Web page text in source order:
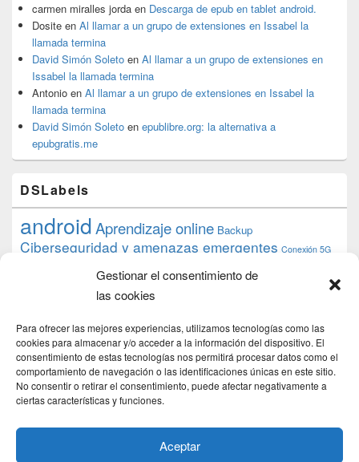
Gestionar el consentimiento de
las cookies
Para ofrecer las mejores experiencias, utilizamos tecnologías como las
cookies para almacenar y/o acceder a la información del dispositivo. El
consentimiento de estas tecnologías nos permitirá procesar datos como el
comportamiento de navegación o las identificaciones únicas en este sitio.
No consentir o retirar el consentimiento, puede afectar negativamente a
ciertas características y funciones.
Aceptar
carmen miralles jorda en Descarga de epub en tablet android.
Dosite en Al llamar a un grupo de extensiones en Issabel la
llamada termina
David Simón Soleto en Al llamar a un grupo de extensiones en
Issabel la llamada termina
Antonio en Al llamar a un grupo de extensiones en Issabel la
llamada termina
David Simón Soleto en epublibre.org: la alternativa a
epubgratis.me
DSLabels
androidAprendizaje online Backup
Ciberseguridad y amenazas emergentes Conexión 5G
datos debian desarrollo web
Formación Google
iphone
proyecto PS4 python Raspberryraspberrypi
raspbian review Servidor Web Sostenibilidad
tecnológicaTecnología torrent
transmissiontutorial ubuntu server Windows